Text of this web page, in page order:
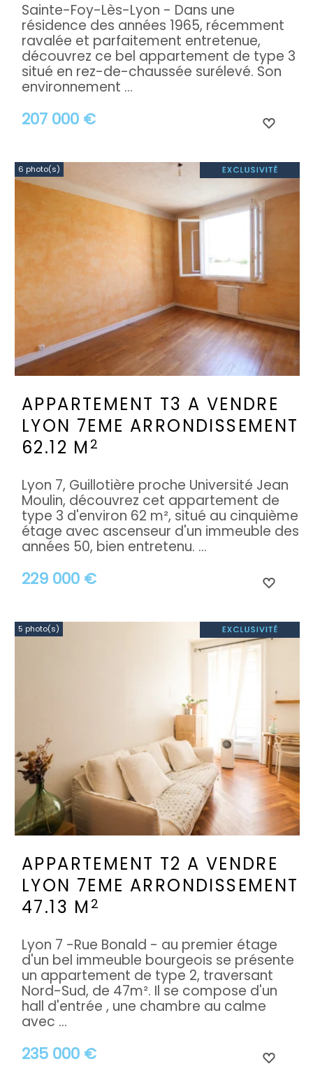
207 000 €
Sainte-Foy-Lès-Lyon - Dans une
résidence des années 1965, récemment
ravalée et parfaitement entretenue,
découvrez ce bel appartement de type 3
situé en rez-de-chaussée surélevé. Son
environnement ...
6 photo(s)
APPARTEMENT T3 A VENDRE
LYON 7EME ARRONDISSEMENT
62.12 M 2
229 000 €
Lyon 7, Guillotière proche Université Jean
Moulin, découvrez cet appartement de
type 3 d'environ 62 m², situé au cinquième
étage avec ascenseur d'un immeuble des
années 50, bien entretenu. ...
5 photo(s)
APPARTEMENT T2 A VENDRE
LYON 7EME ARRONDISSEMENT
47.13 M 2
235 000 €
Lyon 7 -Rue Bonald - au premier étage
d'un bel immeuble bourgeois se présente
un appartement de type 2, traversant
Nord-Sud, de 47m². Il se compose d'un
hall d'entrée , une chambre au calme
avec ...